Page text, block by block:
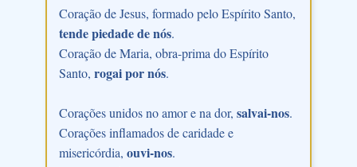
Coração de Jesus, formado pelo Espírito Santo,
tende piedade de nós.
Coração de Maria, obra-prima do Espírito
Santo, rogai por nós.
Corações unidos no amor e na dor, salvai-nos.
Corações inflamados de caridade e
misericórdia, ouvi-nos.